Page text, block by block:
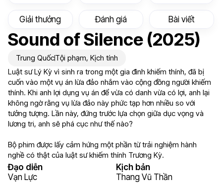
Giải thưởng Đánh giá Bài viết
Sound of Silence (2025)
Trung QuốcTội phạm, Kịch tính
Luật sư Lý Kỳ vì sinh ra trong một gia đình khiếm thính, đã bị
cuốn vào một vụ án lừa đảo nhắm vào cộng đồng người khiếm
thính. Khi anh lợi dụng vụ án để vừa có danh vừa có lợi, anh lại
không ngờ rằng vụ lừa đảo này phức tạp hơn nhiều so với
tưởng tượng. Lần này, đứng trước lựa chọn giữa dục vọng và
lương tri, anh sẽ phá cục như thế nào?
Bộ phim được lấy cảm hứng một phần từ trải nghiệm hành
nghề có thật của luật sư khiếm thính Trương Kỳ.
Đạo diễn
Vạn Lực
Kịch bản
Thang Vũ Thần